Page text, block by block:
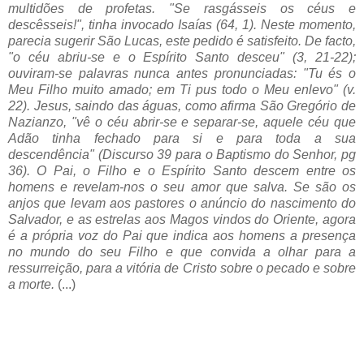
multidões de profetas. "Se rasgásseis os céus e
descêsseis!", tinha invocado Isaías (64, 1). Neste momento,
parecia sugerir São Lucas, este pedido é satisfeito. De facto,
"o céu abriu-se e o Espírito Santo desceu" (3, 21-22);
ouviram-se palavras nunca antes pronunciadas: "Tu és o
Meu Filho muito amado; em Ti pus todo o Meu enlevo" (v.
22). Jesus, saindo das águas, como afirma São Gregório de
Nazianzo, "vê o céu abrir-se e separar-se, aquele céu que
Adão tinha fechado para si e para toda a sua
descendência" (Discurso 39 para o Baptismo do Senhor, pg
36). O Pai, o Filho e o Espírito Santo descem entre os
homens e revelam-nos o seu amor que salva. Se são os
anjos que levam aos pastores o anúncio do nascimento do
Salvador, e as estrelas aos Magos vindos do Oriente, agora
é a própria voz do Pai que indica aos homens a presença
no mundo do seu Filho e que convida a olhar para a
ressurreição, para a vitória de Cristo sobre o pecado e sobre
a morte. (...)